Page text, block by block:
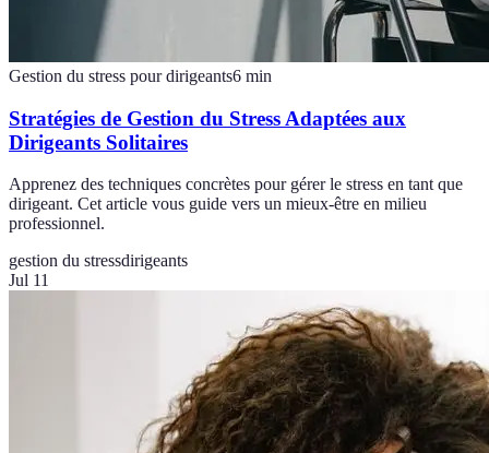
Gestion du stress pour dirigeants6 min
Stratégies de Gestion du Stress Adaptées aux
Dirigeants Solitaires
Apprenez des techniques concrètes pour gérer le stress en tant que
dirigeant. Cet article vous guide vers un mieux-être en milieu
professionnel.
gestion du stressdirigeants
Jul 11